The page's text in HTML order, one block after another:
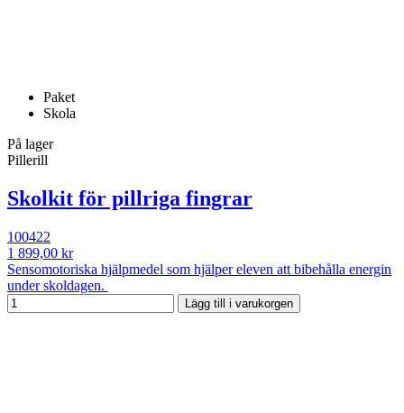
Paket
Skola
På lager
Pillerill
Skolkit för pillriga fingrar
100422
1 899,00 kr
Sensomotoriska hjälpmedel som hjälper eleven att bibehålla energin
under skoldagen.
Lägg till i varukorgen